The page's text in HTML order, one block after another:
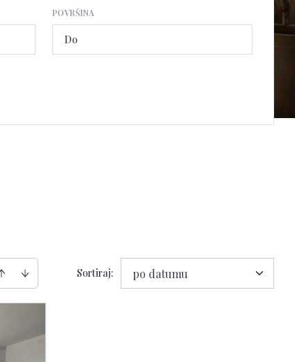
POVRŠINA
Sortiraj: po datumu